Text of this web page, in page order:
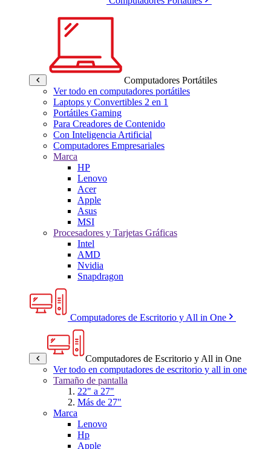
Computadores Portátiles
Ver todo en computadores portátiles
Laptops y Convertibles 2 en 1
Portátiles Gaming
Para Creadores de Contenido
Con Inteligencia Artificial
Computadores Empresariales
Marca
HP
Lenovo
Acer
Apple
Asus
MSI
Procesadores y Tarjetas Gráficas
Intel
AMD
Nvidia
Snapdragon
Computadores de Escritorio y All in One
Computadores de Escritorio y All in One
Ver todo en computadores de escritorio y all in one
Tamaño de pantalla
22" a 27"
Más de 27"
Marca
Lenovo
Hp
Apple